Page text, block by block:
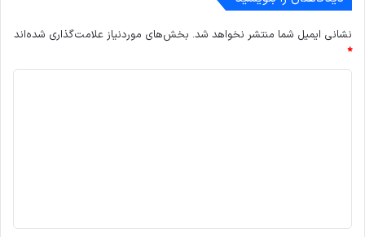
نشانی ایمیل شما منتشر نخواهد شد. بخش‌های موردنیاز علامت‌گذاری شده‌اند
*
*